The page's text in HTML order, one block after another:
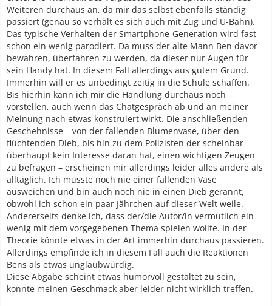
Weiteren durchaus an, da mir das selbst ebenfalls ständig
passiert (genau so verhält es sich auch mit Zug und U-Bahn).
Das typische Verhalten der Smartphone-Generation wird fast
schon ein wenig parodiert. Da muss der alte Mann Ben davor
bewahren, überfahren zu werden, da dieser nur Augen für
sein Handy hat. In diesem Fall allerdings aus gutem Grund.
Immerhin will er es unbedingt zeitig in die Schule schaffen.
Bis hierhin kann ich mir die Handlung durchaus noch
vorstellen, auch wenn das Chatgespräch ab und an meiner
Meinung nach etwas konstruiert wirkt. Die anschließenden
Geschehnisse – von der fallenden Blumenvase, über den
flüchtenden Dieb, bis hin zu dem Polizisten der scheinbar
überhaupt kein Interesse daran hat, einen wichtigen Zeugen
zu befragen – erscheinen mir allerdings leider alles andere als
alltäglich. Ich musste noch nie einer fallenden Vase
ausweichen und bin auch noch nie in einen Dieb gerannt,
obwohl ich schon ein paar Jährchen auf dieser Welt weile.
Andererseits denke ich, dass der/die Autor/in vermutlich ein
wenig mit dem vorgegebenen Thema spielen wollte. In der
Theorie könnte etwas in der Art immerhin durchaus passieren.
Allerdings empfinde ich in diesem Fall auch die Reaktionen
Bens als etwas unglaubwürdig.
Diese Abgabe scheint etwas humorvoll gestaltet zu sein,
konnte meinen Geschmack aber leider nicht wirklich treffen.